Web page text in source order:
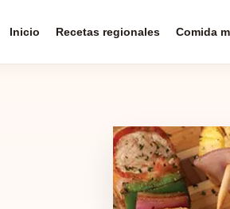
Inicio Recetas regionales Comida